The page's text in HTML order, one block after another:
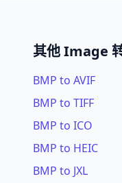
其他 Image
BMP to AVIF
BMP to TIFF
BMP to ICO
BMP to HEIC
BMP to JXL